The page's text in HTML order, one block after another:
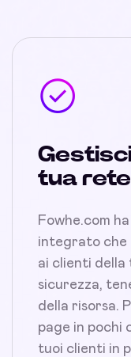
tua
Fowhe.com
integrato che
ai clienti
sicurezza,
della risorsa.
page in pochi
tuoi clienti in